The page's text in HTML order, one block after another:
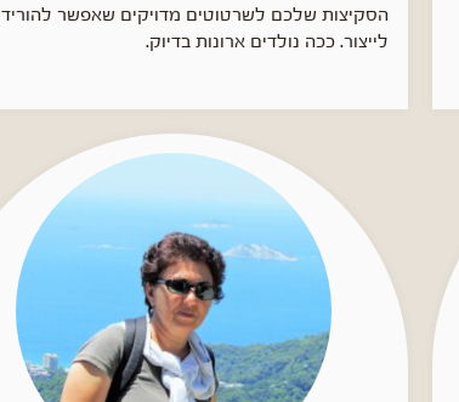
הסקיצות שלכם לשרטוטים מדויקים שאפשר להוריד
לייצור. ככה נולדים ארונות בדיוק.